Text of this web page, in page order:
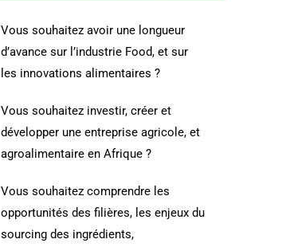
Vous souhaitez avoir une longueur
d’avance sur l’industrie Food, et sur
les innovations alimentaires ?
Vous souhaitez investir, créer et
développer une entreprise agricole, et
agroalimentaire en Afrique ?
Vous souhaitez comprendre les
opportunités des filières, les enjeux du
sourcing des ingrédients,